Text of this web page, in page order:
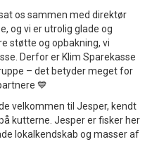
os sammen med direktør
og vi er utrolig glade og
støtte og opbakning, vi
Derfor er Klim Sparekasse
– det betyder meget for
💙
velkommen til Jesper, kendt
kutterne. Jesper er fisker her
lokalkendskab og masser af